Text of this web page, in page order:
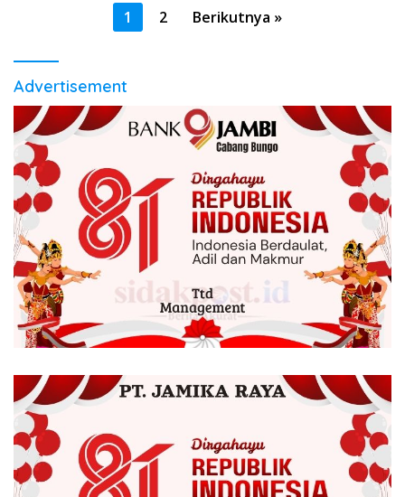
1 2 Berikutnya »
Advertisement